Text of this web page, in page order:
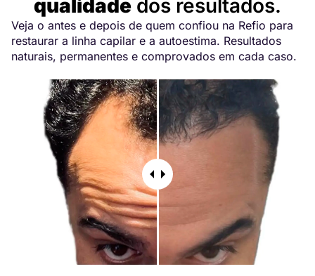
qualidade dos resultados.
Veja o antes e depois de quem confiou na Refio para
restaurar a linha capilar e a autoestima. Resultados
naturais, permanentes e comprovados em cada caso.